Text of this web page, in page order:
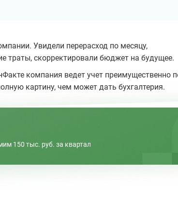
Увидели перерасход по месяцу,
траты, скорректировали бюджет на будущее.
компания ведет учет преимущественно
картину, чем может дать бухгалтерия.
150 тыс. руб. за квартал